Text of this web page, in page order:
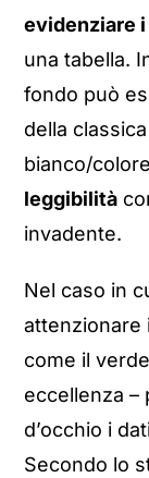
evidenziare
una tabella.
fondo può
della
bianco/
leggibilità
invadente.
Nel caso in
attenzionare
come il
eccellenza –
d’occhio i
Secondo lo